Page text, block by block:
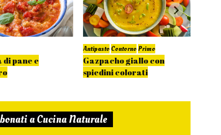
pane e
AntipastoContornoPrimo
Gazpacho giallo con
spiedini colorati
a Cucina Naturale